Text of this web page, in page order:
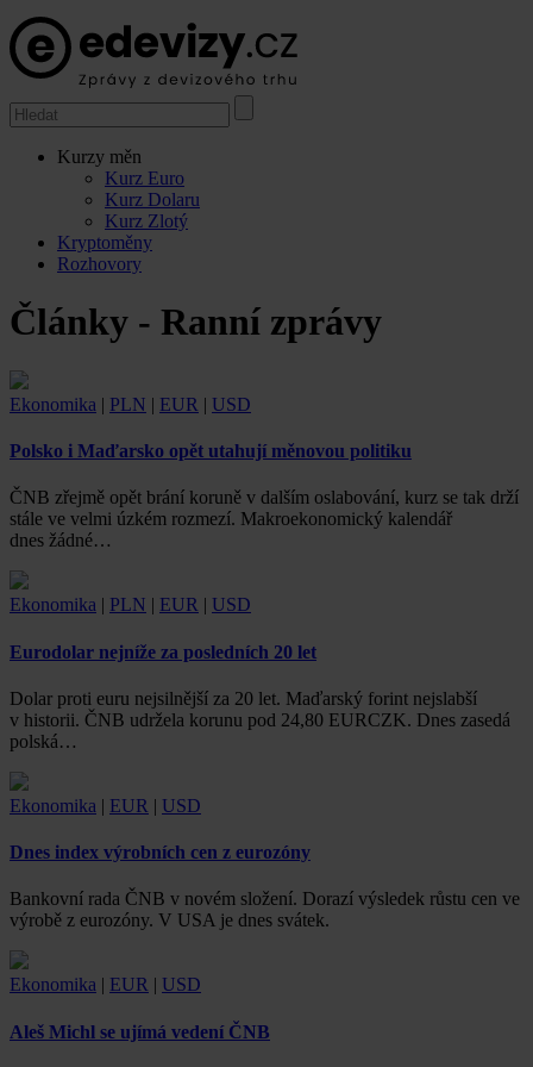
Kurzy měn
Kurz Euro
Kurz Dolaru
Kurz Zlotý
Kryptoměny
Rozhovory
Články - Ranní zprávy
Ekonomika | PLN | EUR | USD
Polsko i Maďarsko opět utahují měnovou politiku
ČNB zřejmě opět brání koruně v dalším oslabování, kurz se tak drží
stále ve velmi úzkém rozmezí. Makroekonomický kalendář
dnes žádné…
Ekonomika | PLN | EUR | USD
Eurodolar nejníže za posledních 20 let
Dolar proti euru nejsilnější za 20 let. Maďarský forint nejslabší
v historii. ČNB udržela korunu pod 24,80 EURCZK. Dnes zasedá
polská…
Ekonomika | EUR | USD
Dnes index výrobních cen z eurozóny
Bankovní rada ČNB v novém složení. Dorazí výsledek růstu cen ve
výrobě z eurozóny. V USA je dnes svátek.
Ekonomika EUR USD
Aleš Michl se ujímá vedení ČNB